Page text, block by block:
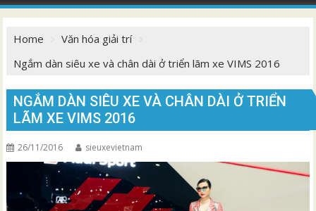
Home
Văn hóa giải trí
Ngắm dàn siêu xe và chân dài ở triển lãm xe VIMS 2016
NGẮM DÀN SIÊU XE VÀ CHÂN DÀI Ở TRIỂN
LÃM XE VIMS 2016
26/11/2016 sieuxevietnam